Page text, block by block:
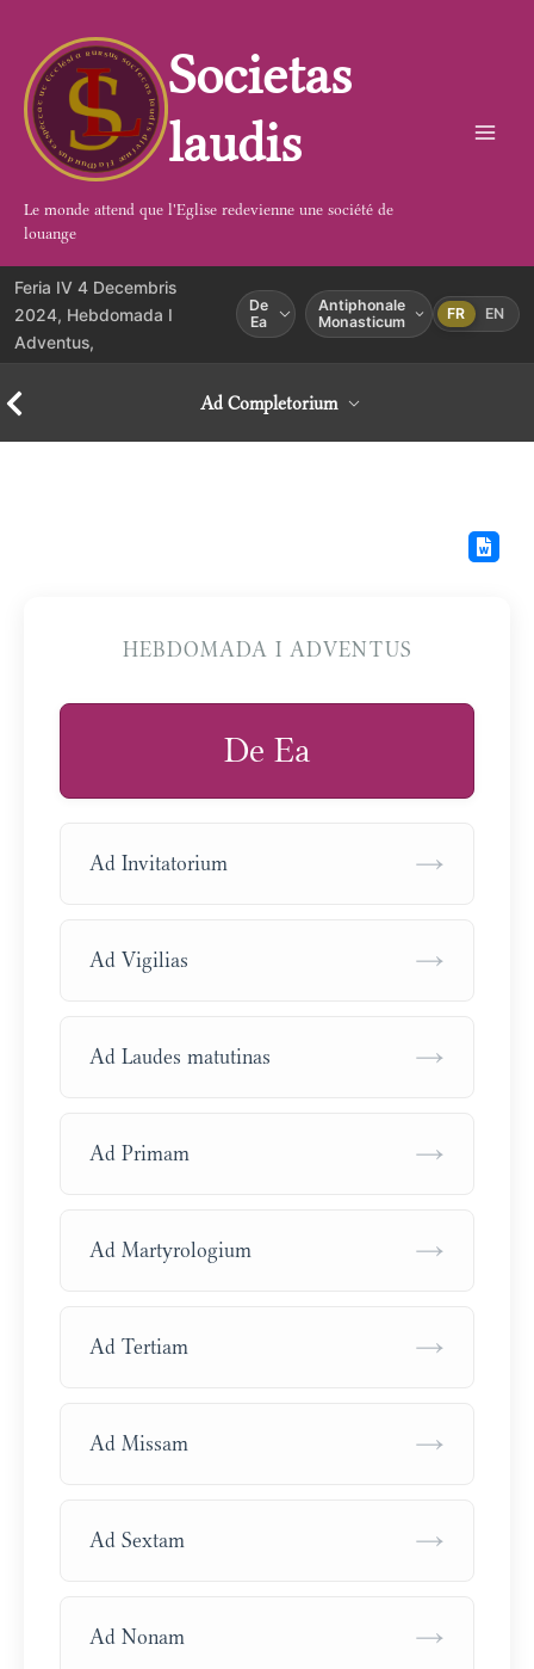
contenu
Societas
laudis
Le monde attend que l'Eglise redevienne une société de
louange
Feria IV 4 Decembris
2024, Hebdomada I
Adventus,
De
Ea
Antiphonale
Monasticum
FR EN
Ad Completorium
HEBDOMADA I ADVENTUS
De Ea
Ad Invitatorium →
Ad Vigilias →
Ad Laudes matutinas →
Ad Primam →
Ad Martyrologium →
Ad Tertiam →
Ad Missam →
Ad Sextam →
Ad Nonam →